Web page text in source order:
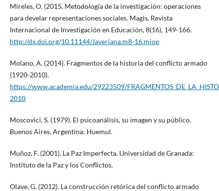
Mireles, O. (2015. Metodología de la investigación: operaciones
para develar representaciones sociales. Magis, Revista
Internacional de Investigación en Educación, 8(16), 149-166.
http://dx.doi.org/10.11144/Javeriana.m8-16.miop
Molano, A. (2014). Fragmentos de la historia del conflicto armado
(1920-2010).
https://www.academia.edu/29223509/
2010
Moscovici, S. (1979). El psicoanálisis, su imagen y su público.
Buenos Aires, Argentina: Huemul.
Muñoz, F. (2001). La Paz Imperfecta. Universidad de Granada:
Instituto de la Paz y los Conflictos.
Olave, G. (2012). La construcción retórica del conflicto armado